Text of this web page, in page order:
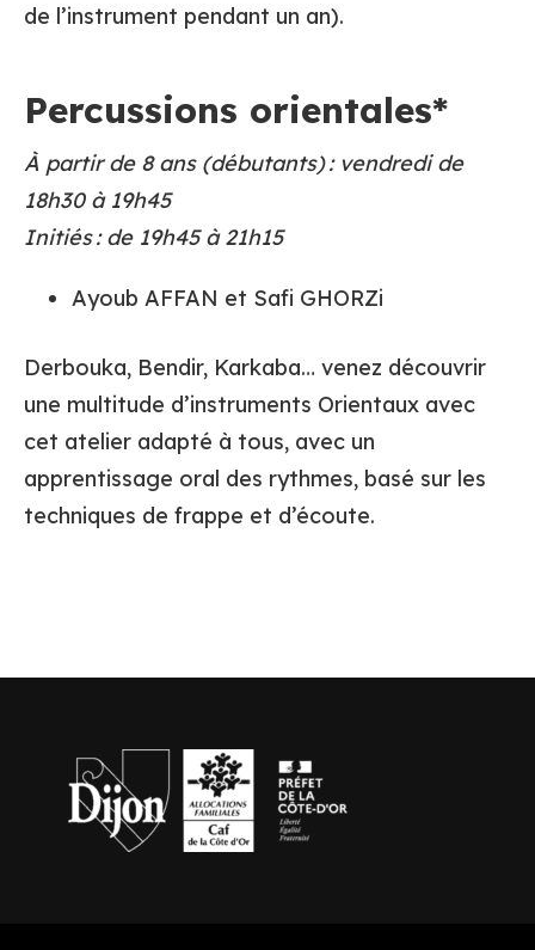
de l’instrument pendant un an).
Percussions orientales*
À partir de 8 ans (débutants) : vendredi de
18h30 à 19h45
Initiés : de 19h45 à 21h15
Ayoub AFFAN et Safi GHORZi
Derbouka, Bendir, Karkaba… venez découvrir
une multitude d’instruments Orientaux avec
cet atelier adapté à tous, avec un
apprentissage oral des rythmes, basé sur les
techniques de frappe et d’écoute.